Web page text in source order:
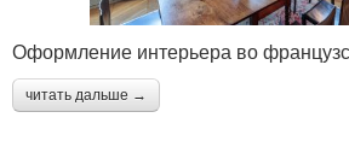
Оформление интерьера во
читать дальше →